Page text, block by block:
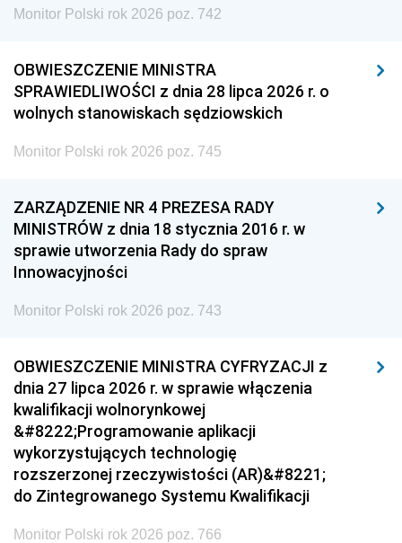
Monitor Polski rok 2026 poz. 742
OBWIESZCZENIE MINISTRA
SPRAWIEDLIWOŚCI z dnia 28 lipca 2026 r. o
wolnych stanowiskach sędziowskich
Monitor Polski rok 2026 poz. 745
ZARZĄDZENIE NR 4 PREZESA RADY
MINISTRÓW z dnia 18 stycznia 2016 r. w
sprawie utworzenia Rady do spraw
Innowacyjności
Monitor Polski rok 2026 poz. 743
OBWIESZCZENIE MINISTRA CYFRYZACJI z
dnia 27 lipca 2026 r. w sprawie włączenia
kwalifikacji wolnorynkowej
&#8222;Programowanie aplikacji
wykorzystujących technologię
rozszerzonej rzeczywistości (AR)&#8221;
do Zintegrowanego Systemu Kwalifikacji
Monitor Polski rok 2026 poz. 766